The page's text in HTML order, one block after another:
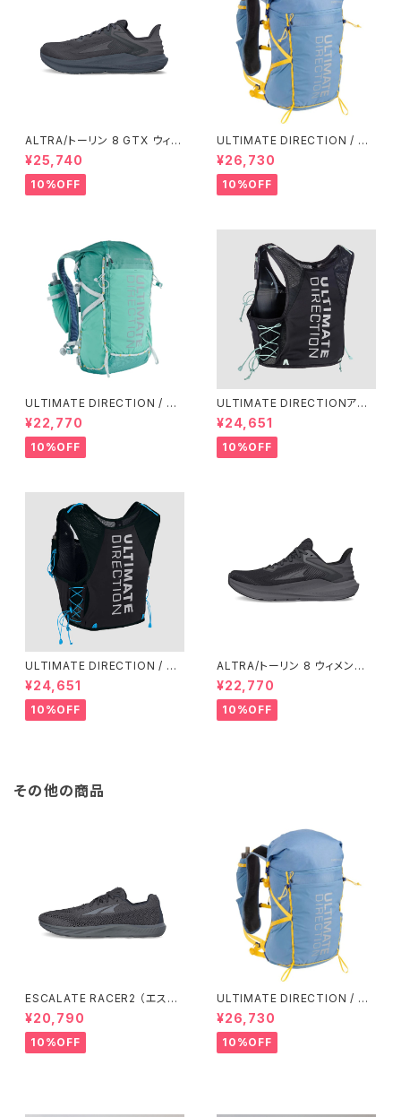
ALTRA/トーリン 8 GTX ウィメ
ンズ
¥25,740
10%OFF
ULTIMATE DIRECTION / ア
ルティメット ディレクション Fas
tpack 30 Men's / Fog
¥26,730
10%OFF
ULTIMATE DIRECTION / ア
ルティメット ディレクション Fas
tpackher 20 Women'S / Em
erald 2.0
¥22,770
10%OFF
ULTIMATE DIRECTIONアル
ディメット ディレクション/ XOD
US VESTA（エクソドス ベスタ）
ウィメンズ / ONYX
¥24,651
10%OFF
ULTIMATE DIRECTION / ア
ルティメット ディレクション XO
DUS VEST（エクソドス ベスト）
メンズ / ONYX
¥24,651
10%OFF
ALTRA/トーリン 8 ウィメン
ズ Black/Black
¥22,770
10%OFF
その他の商品
ESCALATE RACER2 （エスカ
ランテ レーサー２）ウィメンズ Bl
ack/Black
¥20,790
10%OFF
ULTIMATE DIRECTION / ア
ルティメット ディレクション Fas
tpack 30 Men's / Fog
¥26,730
10%OFF